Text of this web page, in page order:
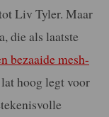
Liv Tyler. Maar
die als laatste
bezaaide mesh-
hoog legt voor